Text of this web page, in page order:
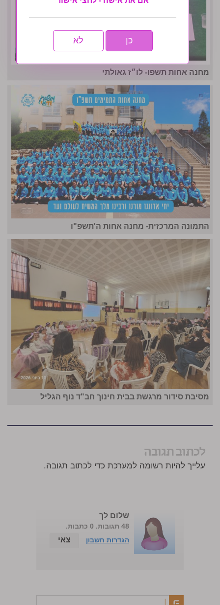
מחנה אחות תשפו- לו״ז גאולתי
התמונה המרכזית- מחנה אחות ה'תשפ"ו
מסיבת סידור מרגשת בבית חינוך חב"ד נוף הגליל
לכתוב תגובה
עלייך להיות רשומה למערכת כדי לכתוב תגובה.
שלום לך
48 תגובות. 0 כתבות.
הגדרות חשבון
צאי
כן לא